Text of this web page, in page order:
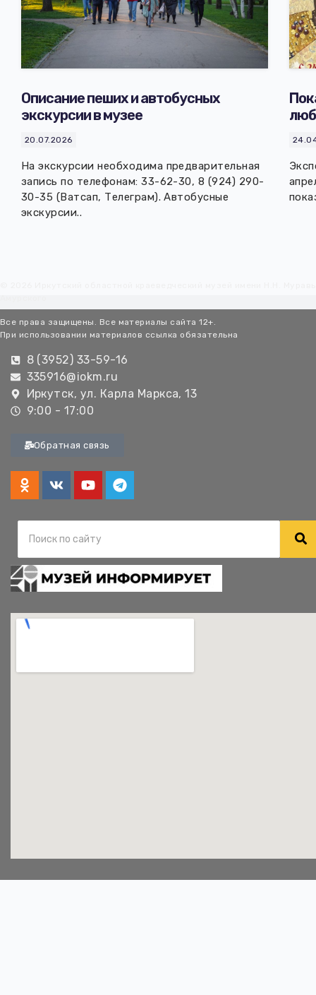
Описание пеших и автобусных
экскурсии в музее
20.07.2026
На экскурсии необходима предварительная
запись по телефонам: 33-62-30, 8 (924) 290-
30-35 (Ватсап, Телеграм). Автобусные
экскурсии..
Все права защищены. Все материалы сайта 12+.
При использовании материалов ссылка обязательна
8 (3952) 33-59-16
335916@iokm.ru
Иркутск, ул. Карла Маркса, 13
9:00 - 17:00
Обратная связь